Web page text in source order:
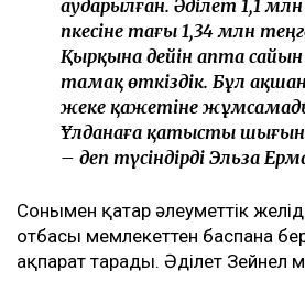
анасы жауап берді.
– Ұлдананың отбасы
тартуымызды өтінді, біз
Ал олар зейнетақы
Оның көлемі де аса көп
теңге. Ресми түрде
өтемақы емес, халықтың
жинаған «батасы» еді.
шамамен 10 млн теңгесі